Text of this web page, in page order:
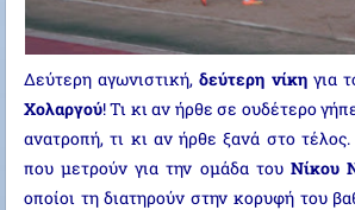
Δεύτερη αγωνιστική, δεύτερη νίκη για
Χολαργού! Τι κι αν ήρθε σε ουδέτερο
ανατροπή, τι κι αν ήρθε ξανά στο τέλος.
που μετρούν για την ομάδα του Νίκου
οποίοι τη διατηρούν στην κορυφή του